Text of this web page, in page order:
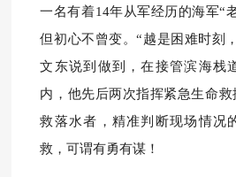
一名有着14年从军经历的海军“
但初心不曾变。“越是困难时刻
文东说到做到，在接管滨海栈
内，他先后两次指挥紧急生命
救落水者，精准判断现场情况
救，可谓有勇有谋！